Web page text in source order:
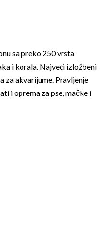
sa preko 250 vrsta
i korala. Najveći izložbeni
za akvarijume. Pravljenje
i oprema za pse, mačke i